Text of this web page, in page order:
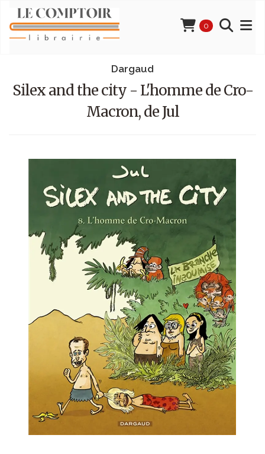
0
Dargaud
Silex and the city - L'homme de Cro-
Macron, de Jul